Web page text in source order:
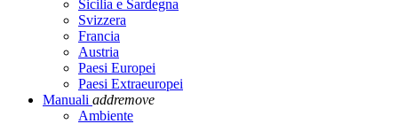
Sicilia e Sardegna
Svizzera
Francia
Austria
Paesi Europei
Paesi Extraeuropei
Manuali addremove
Ambiente